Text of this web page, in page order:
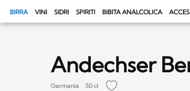
BIRRA VINI SIDRI SPIRITI BIBITA ANALCOLICA
Andechser
Germania 50 cl